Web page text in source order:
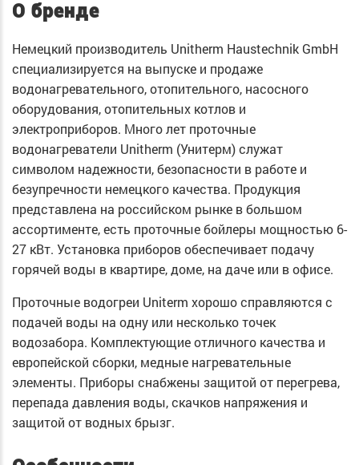
О бренде
Немецкий производитель Unitherm Haustechnik GmbH
специализируется на выпуске и продаже
водонагревательного, отопительного, насосного
оборудования, отопительных котлов и
электроприборов. Много лет проточные
водонагреватели Unitherm (Унитерм) служат
символом надежности, безопасности в работе и
безупречности немецкого качества. Продукция
представлена на российском рынке в большом
ассортименте, есть проточные бойлеры мощностью 6-
27 кВт. Установка приборов обеспечивает подачу
горячей воды в квартире, доме, на даче или в офисе.
Проточные водогреи Uniterm хорошо справляются с
подачей воды на одну или несколько точек
водозабора. Комплектующие отличного качества и
европейской сборки, медные нагревательные
элементы. Приборы снабжены защитой от перегрева,
перепада давления воды, скачков напряжения и
защитой от водных брызг.